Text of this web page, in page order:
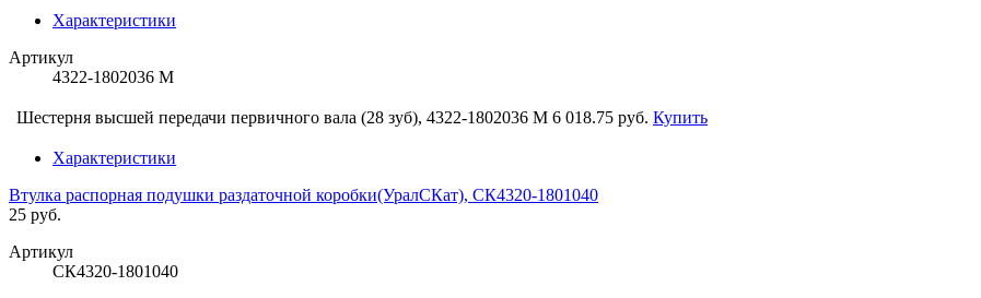
Характеристики
Артикул
4322-1802036 М
Шестерня высшей передачи первичного вала (28 зуб), 4322-1802036 М 6 018.75 руб. Купить
Характеристики
Втулка распорная подушки раздаточной коробки(УралСКат), СК4320-1801040
25 руб.
Артикул
СК4320-1801040